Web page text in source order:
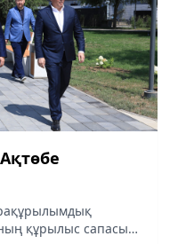
танысты
құрылыс сапасын